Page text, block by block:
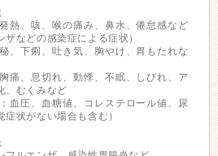
熱、咳、喉の痛み、鼻水、倦怠感など
ザなどの感染症による症状）
、下痢、吐き気、胸やけ、胃もたれな
痛、息切れ、動悸、不眠、しびれ、ア
、むくみなど
血圧、血糖値、コレステロール値、尿
状がない場合も含む）